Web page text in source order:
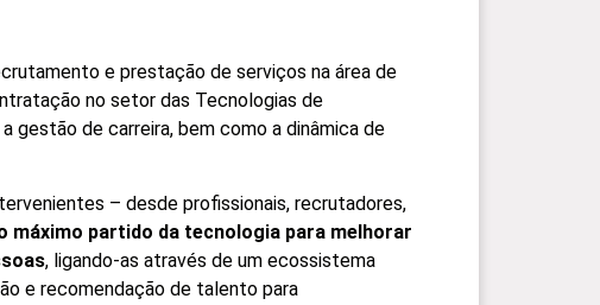
e prestação de serviços na área de
no setor das Tecnologias de
gestão de carreira, bem como a dinâmica de
– desde profissionais, recrutadores,
máximo partido da tecnologia para melhorar
, ligando-as através de um ecossistema
e recomendação de talento para